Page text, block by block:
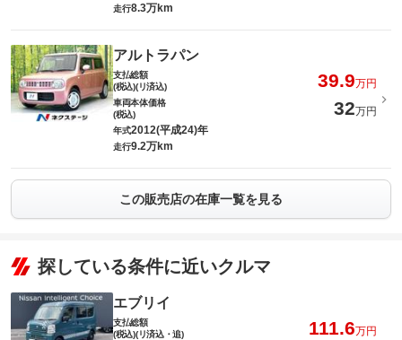
走行8.3万km
アルトラパン
支払総額
(税込)(リ済込)
39.9万円
車両本体価格
(税込)
32万円
年式2012(平成24)年
走行9.2万km
この販売店の在庫一覧を見る
探している条件に近いクルマ
エブリイ
支払総額
(税込)(リ済込・追)
111.6万円